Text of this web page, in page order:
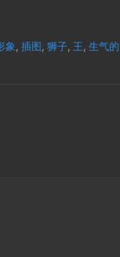
象 , 插图, 狮子, 王, 生气的